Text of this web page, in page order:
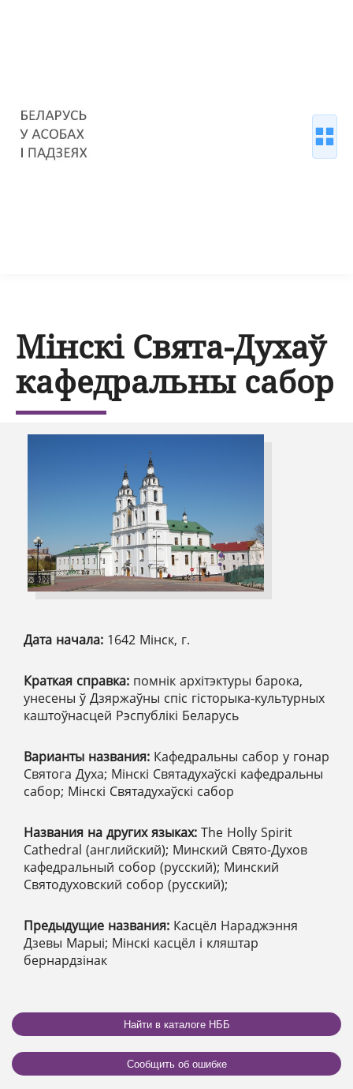
Мінскі Свята-Духаў
кафедральны сабор
Дата начала: 1642 Мінск, г.
Краткая справка: помнік архітэктуры барока,
унесены ў Дзяржаўны спіс гісторыка-культурных
каштоўнасцей Рэспублікі Беларусь
Варианты названия: Кафедральны сабор у гонар
Святога Духа; Мінскі Святадухаўскі кафедральны
сабор; Мінскі Святадухаўскі сабор
Названия на других языках: The Holly Spirit
Cathedral (английский); Минский Свято-Духов
кафедральный собор (русский); Минский
Святодуховский собор (русский);
Предыдущие названия: Касцёл Нараджэння
Дзевы Марыі; Мінскі касцёл і кляштар
бернардзінак
Найти в каталоге НББ
Сообщить об ошибке